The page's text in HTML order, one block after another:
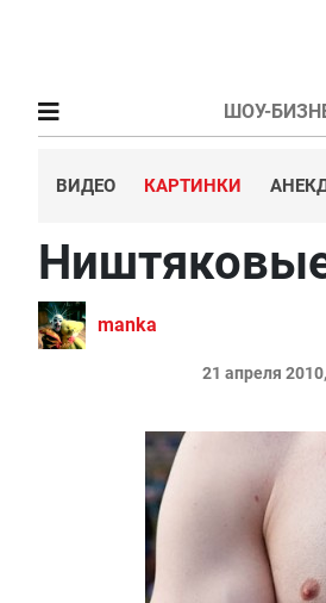
ШОУ-
ВИДЕО КАРТИНКИ
manka
21 апреля